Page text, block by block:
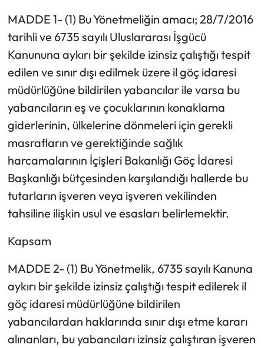
MADDE 1- (1) Bu Yönetmeliğin amacı; 28/7/2016
tarihli ve 6735 sayılı Uluslararası İşgücü
Kanununa aykırı bir şekilde izinsiz çalıştığı tespit
edilen ve sınır dışı edilmek üzere il göç idaresi
müdürlüğüne bildirilen yabancılar ile varsa bu
yabancıların eş ve çocuklarının konaklama
giderlerinin, ülkelerine dönmeleri için gerekli
masrafların ve gerektiğinde sağlık
harcamalarının İçişleri Bakanlığı Göç İdaresi
Başkanlığı bütçesinden karşılandığı hallerde bu
tutarların işveren veya işveren vekilinden
tahsiline ilişkin usul ve esasları belirlemektir.
Kapsam
MADDE 2- (1) Bu Yönetmelik, 6735 sayılı Kanuna
aykırı bir şekilde izinsiz çalıştığı tespit edilerek il
göç idaresi müdürlüğüne bildirilen
yabancılardan haklarında sınır dışı etme kararı
alınanları, bu yabancıları izinsiz çalıştıran işveren